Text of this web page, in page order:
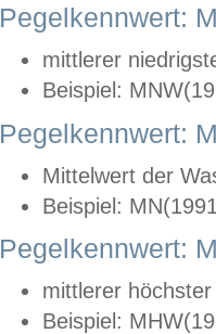
Pegelkennwert:
mittlerer
Beispiel:
Pegelkennwert:
Mittelwert der
Beispiel:
Pegelkennwert:
mittlerer
Beispiel: